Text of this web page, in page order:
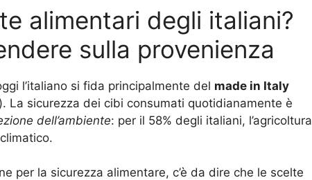
alimentari degli italiani?
sulla provenienza
l’italiano si fida principalmente del made in Italy
La sicurezza dei cibi consumati quotidianamente è
dell’ambiente: per il 58% degli italiani, l’agricoltura
per la sicurezza alimentare, c’è da dire che le scelte